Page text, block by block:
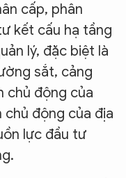
cấp, phân
kết cấu hạ tầng
lý, đặc biệt là
sắt, cảng
chủ động của
động của địa
lực đầu tư